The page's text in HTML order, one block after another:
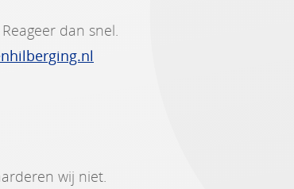
dan snel.
wij niet.